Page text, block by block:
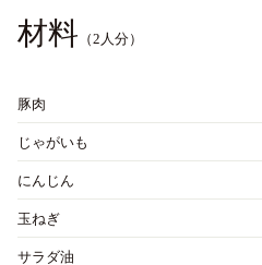
材料 （2人分）
豚肉
じゃがいも
にんじん
玉ねぎ
サラダ油